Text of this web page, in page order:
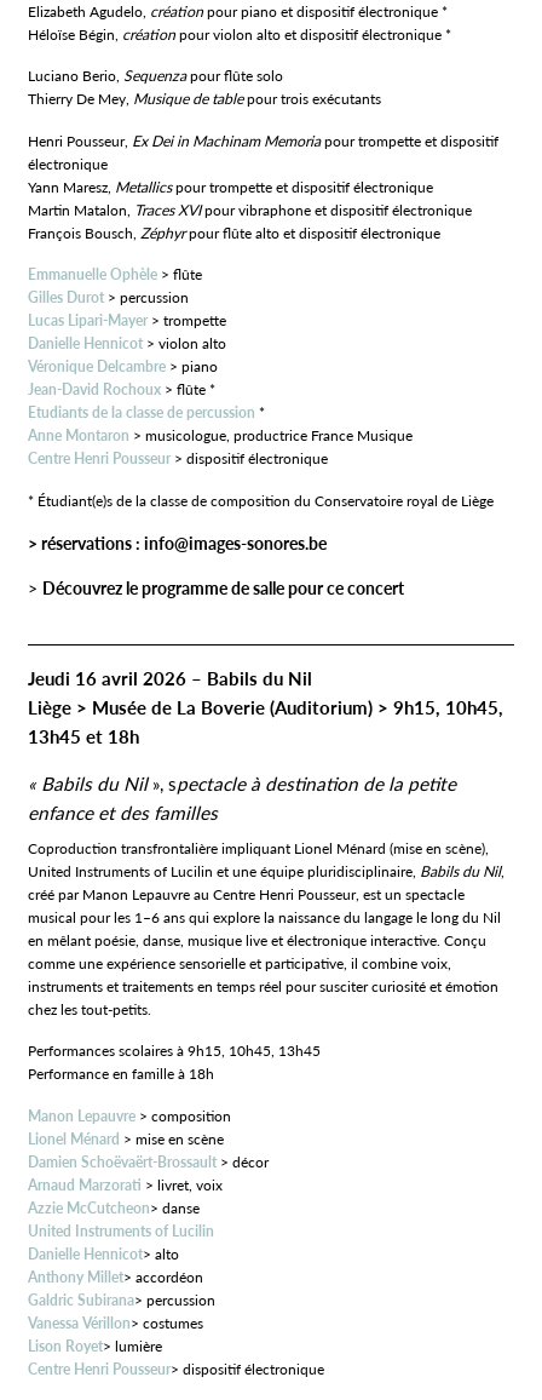
Elizabeth Agudelo, création pour piano et dispositif électronique *
Héloïse Bégin, création pour violon alto et dispositif électronique *
Luciano Berio, Sequenzapour flûte solo
Thierry De Mey, Musique de tablepour trois exécutants
Henri Pousseur, Ex Dei in Machinam Memoriapour trompette et dispositif
électronique
Yann Maresz, Metallicspour trompette et dispositif électronique
Martin Matalon, Traces XVIpour vibraphone et dispositif électronique
François Bousch, Zéphyrpour flûte alto et dispositif électronique
Emmanuelle Ophèle > flûte
Gilles Durot > percussion
Lucas Lipari-Mayer> trompette
Danielle Hennicot > violon alto
Véronique Delcambre > piano
Jean-David Rochoux > flûte *
Etudiants de la classe de percussion *
Anne Montaron > musicologue, productrice France Musique
Centre Henri Pousseur > dispositif électronique
* Étudiant(e)s de la classe de composition du Conservatoire royal de Liège
> réservations :info@images-sonores.be
> Découvrez le programme de salle pour ce concert
Jeudi 16 avril 2026 – Babils du Nil
Liège > Musée de La Boverie (Auditorium) > 9h15, 10h45,
13h45 et 18h
« Babils du Nil», spectacle à destination de la petite
enfance et des familles
Coproduction transfrontalière impliquant Lionel Ménard (mise en scène),
United Instruments of Lucilin et une équipe pluridisciplinaire, Babils du Nil,
créé par Manon Lepauvre au Centre Henri Pousseur, est un spectacle
musical pour les 1–6 ans qui explore la naissance du langage le long du Nil
en mêlant poésie, danse, musique live et électronique interactive. Conçu
comme une expérience sensorielle et participative, il combine voix,
instruments et traitements en temps réel pour susciter curiosité et émotion
chez les tout‑petits.
Performances scolaires à 9h15, 10h45, 13h45
Performance en famille à 18h
Manon Lepauvre > composition
Lionel Ménard > mise en scène
Damien Schoëvaërt-Brossault > décor
Arnaud Marzorati > livret, voix
Azzie McCutcheon> danse
United Instruments of Lucilin
Danielle Hennicot> alto
Anthony Millet> accordéon
Galdric Subirana> percussion
Vanessa Vérillon> costumes
Lison Royet> lumière
Centre Henri Pousseur> dispositif électronique